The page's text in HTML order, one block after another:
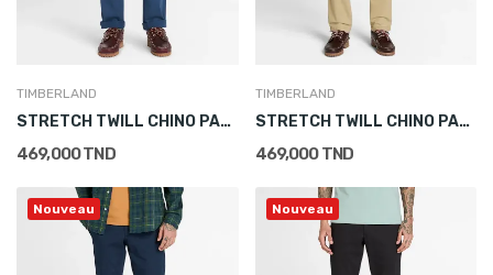
TIMBERLAND
STRETCH TWILL CHINO PANT (SLIM) BLEU
469,000 TND
TIMBERLAND
STRETCH TWILL CHINO PANT (SLIM) BEIGE
469,000 TND
Nouveau Nouveau